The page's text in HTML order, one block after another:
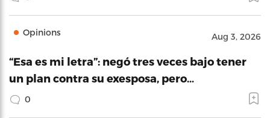
Opinions Aug 3, 2026
“Esa es mi letra”: negó tres veces bajo tener
un plan contra su exesposa, pero…
0